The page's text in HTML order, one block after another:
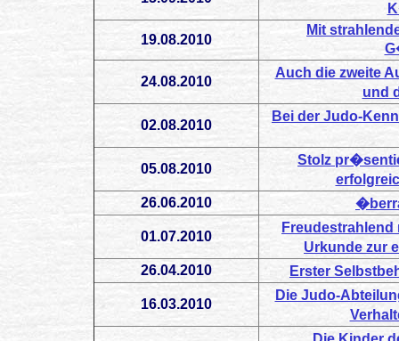
19.08.2010
Mit
24.08.2010
Auch die zweite
und
02.08.2010
Bei der Judo-
05.08.2010
Stolz
26.06.2010
01.07.2010
Urkunde zur
26.04.2010
Erster
16.03.2010
Die Judo-